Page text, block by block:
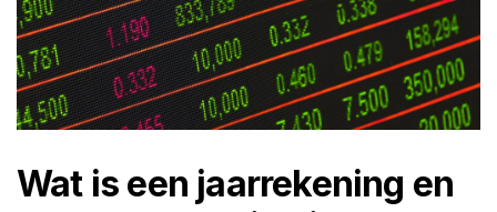
Wat is een jaarrekening en